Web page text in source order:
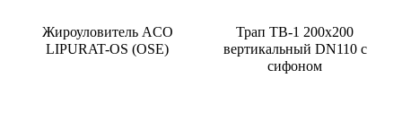
Жироуловитель ACO
LIPURAT-OS (OSE)
Трап ТВ-1 200х200
вертикальный DN110 с
сифоном